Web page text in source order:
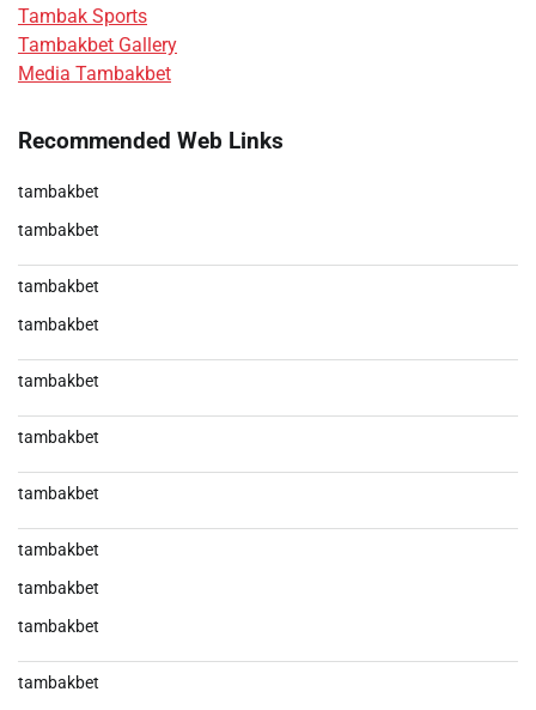
Tambak Sports
Tambakbet Gallery
Media Tambakbet
Recommended Web Links
tambakbet
tambakbet
tambakbet
tambakbet
tambakbet
tambakbet
tambakbet
tambakbet
tambakbet
tambakbet
tambakbet